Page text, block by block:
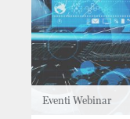
Eventi Webinar